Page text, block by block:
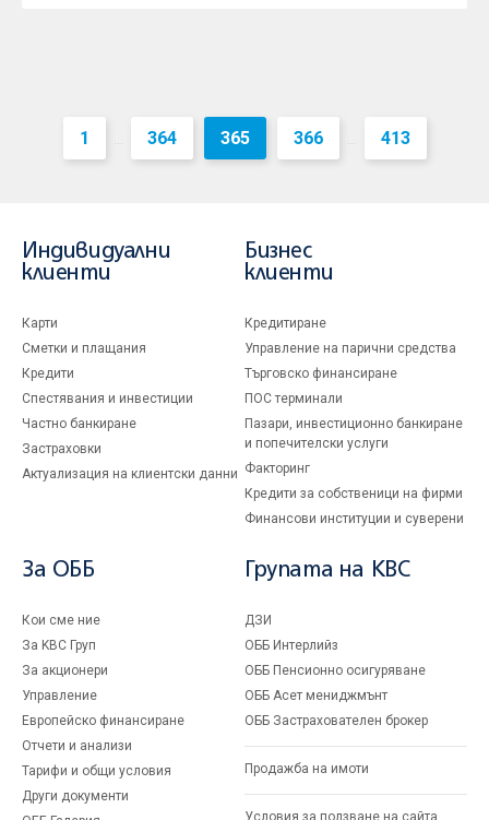
1 ... 364 365 366 ... 413
Индивидуални
клиенти
Карти
Сметки и плащания
Кредити
Спестявания и инвестиции
Частно банкиране
Застраховки
Актуализация на клиентски данни
Бизнес
клиенти
Кредитиране
Управление на парични средства
Търговско финансиране
ПОС терминали
Пазари, инвестиционно банкиране
и попечителски услуги
Факторинг
Кредити за собственици на фирми
Финансови институции и суверени
За ОББ
Кои сме ние
За KBC Груп
За акционери
Управление
Европейско финансиране
Отчети и анализи
Тарифи и общи условия
Други документи
Групата на KBC
ДЗИ
ОББ Интерлийз
ОББ Пенсионно осигуряване
ОББ Асет мениджмънт
ОББ Застрахователен брокер
Продажба на имоти
Условия за ползване на сайта